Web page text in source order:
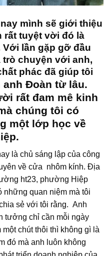
mình sẽ giới thiệu
rất tuyệt vời đó là
Với lần gặp gỡ đầu
chuyện với anh,
phác đã giúp tôi
anh Đoàn từ lâu.
rất đam mê kinh
chúng tôi có
một lớp học về
là chủ sáng lập của công
về cửa nhôm kính. Địa
ht23, phường Hiệp
những quan niệm mà tôi
sẻ với tôi rằng. Anh
tưởng chỉ cần mỗi ngày
chút thôi thì không gì là
đó mà anh luôn không